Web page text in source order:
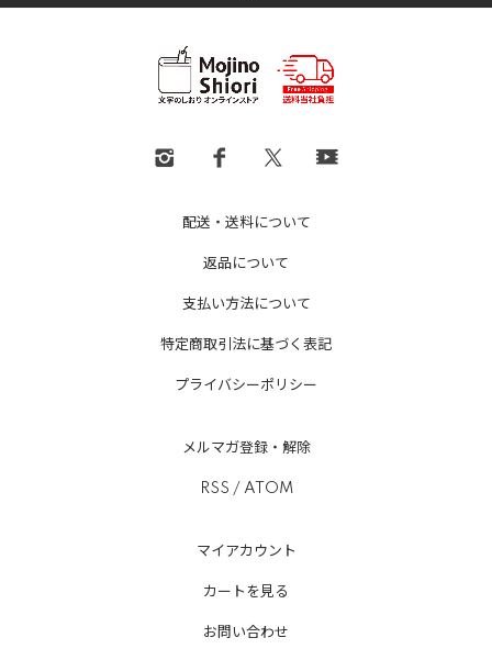
配送・送料について
返品について
支払い方法について
特定商取引法に基づく表記
プライバシーポリシー
メルマガ登録・解除
RSS / ATOM
マイアカウント
カートを見る
お問い合わせ